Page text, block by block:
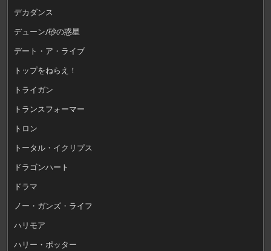
デカダンス
デューン/砂の惑星
デート・ア・ライブ
トップをねらえ！
トライガン
トランスフォーマー
トロン
トータル・イクリプス
ドラゴンハート
ドラマ
ノー・ガンズ・ライフ
ハリモア
ハリー・ポッター